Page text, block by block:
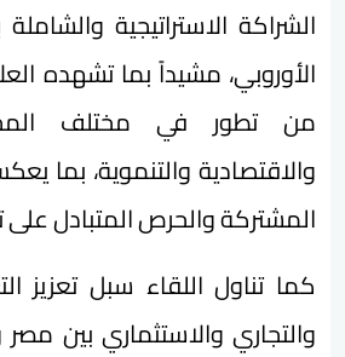
الشراكة الاستراتيجية
الأوروبي، مشيداً بما تشهده
من تطور في مختلف
والاقتصادية والتنموية، بما
المشتركة والحرص المتبادل على
كما تناول اللقاء سبل تعزيز
والتجاري والاستثماري بين مصر